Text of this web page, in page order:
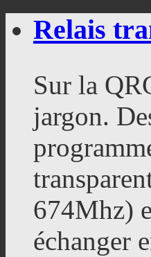
Relais
Sur la
jargon.
674Mhz)
échanger